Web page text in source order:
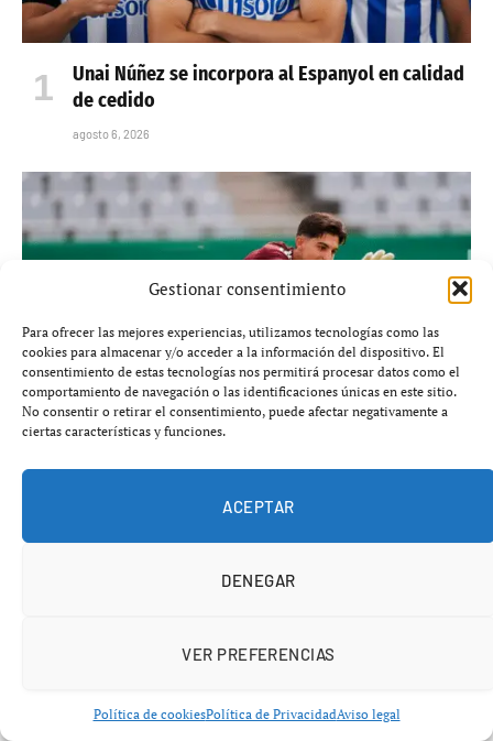
Gestionar consentimiento
Para ofrecer las mejores experiencias, utilizamos tecnologías como las
cookies para almacenar y/o acceder a la información del dispositivo. El
consentimiento de estas tecnologías nos permitirá procesar datos como el
comportamiento de navegación o las identificaciones únicas en este sitio.
No consentir o retirar el consentimiento, puede afectar negativamente a
ciertas características y funciones.
ACEPTAR
DENEGAR
VER PREFERENCIAS
Política de cookiesPolítica de PrivacidadAviso legal
Unai Núñez se incorpora al Espanyol en calidad
de cedido
agosto 6, 2026